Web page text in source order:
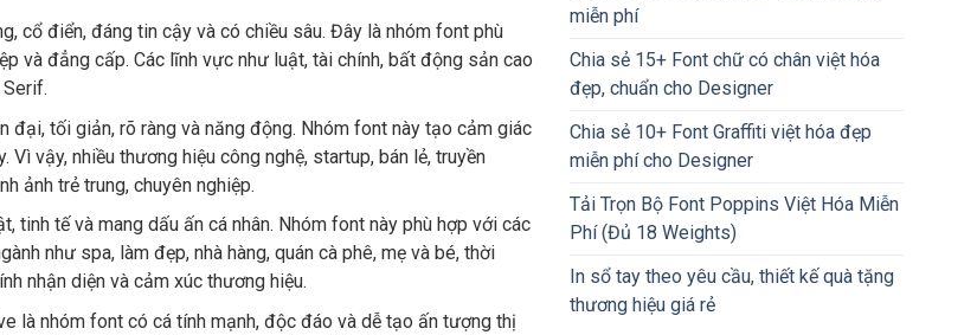
cổ điển, đáng tin cậy và có chiều sâu. Đây là nhóm font phù
và đẳng cấp. Các lĩnh vực như luật, tài chính, bất động sản cao
đại, tối giản, rõ ràng và năng động. Nhóm font này tạo cảm giác
vậy, nhiều thương hiệu công nghệ, startup, bán lẻ, truyền
ảnh trẻ trung, chuyên nghiệp.
tinh tế và mang dấu ấn cá nhân. Nhóm font này phù hợp với các
như spa, làm đẹp, nhà hàng, quán cà phê, mẹ và bé, thời
nhận diện và cảm xúc thương hiệu.
là nhóm font có cá tính mạnh, độc đáo và dễ tạo ấn tượng thị
miễn phí
Chia sẻ 15+ Font chữ có chân việt hóa
đẹp, chuẩn cho Designer
Chia sẻ 10+ Font Graffiti việt hóa đẹp
miễn phí cho Designer
Tải Trọn Bộ Font Poppins Việt Hóa Miễn
Phí (Đủ 18 Weights)
In sổ tay theo yêu cầu, thiết kế quà tặng
thương hiệu giá rẻ